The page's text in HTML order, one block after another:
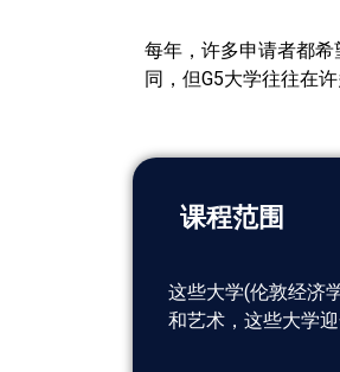
每年，许多申请者都
同，但G5大学往往在
课程范围
这些大学(伦敦经济
和艺术，这些大学